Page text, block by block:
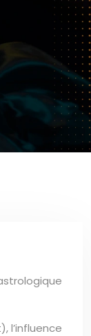
l’influence